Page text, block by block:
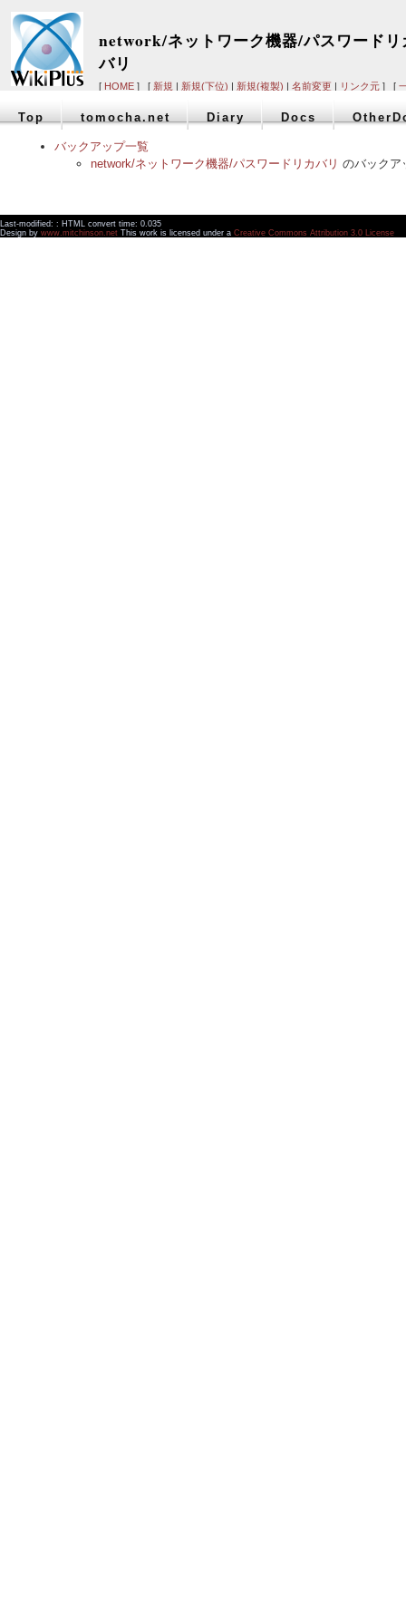
network/ネットワーク機器/パスワードリ
バリ
[ HOME ] [ 新規 | 新規(下位) | 新規(複製) | 名前変更 | リンク元 ] [
Top tomocha.net Diary Docs
バックアップ一覧
network/ネットワーク機器/パスワードリカバリ のバックア
Last-modified: : HTML convert time: 0.035
Design by www.mitchinson.net This work is licensed under a Creative Commons Attribution 3.0 License